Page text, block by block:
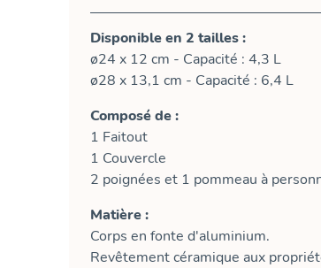
Disponible en 2 tailles :
ø24 x 12 cm - Capacité : 4,3 L
ø28 x 13,1 cm - Capacité : 6,4 L
Composé de :
1 Faitout
1 Couvercle
2 poignées et 1 pommeau à
Matière :
Corps en fonte d'aluminium.
Revêtement céramique aux